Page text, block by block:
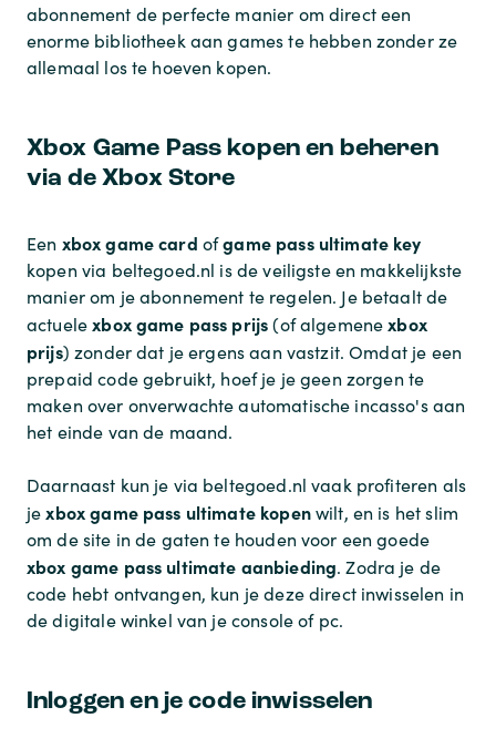
abonnement de perfecte manier om direct een
enorme bibliotheek aan games te hebben zonder ze
allemaal los te hoeven kopen.
Xbox Game Pass kopen en beheren
via de Xbox Store
Een xbox game card ofgame pass ultimate key
kopen via beltegoed.nl is de veiligste en makkelijkste
manier om je abonnement te regelen. Je betaalt de
actuelexbox game pass prijs(of algemenexbox
prijs) zonder dat je ergens aan vastzit. Omdat je een
prepaid code gebruikt, hoef je je geen zorgen te
maken over onverwachte automatische incasso's aan
het einde van de maand.
Daarnaast kun je via beltegoed.nl vaak profiteren als
jexbox game pass ultimate kopenwilt, en is het slim
om de site in de gaten te houden voor een goede
xbox game pass ultimate aanbieding. Zodra je de
code hebt ontvangen, kun je deze direct inwisselen in
de digitale winkel van je console of pc.
Inloggen en je code inwisselen